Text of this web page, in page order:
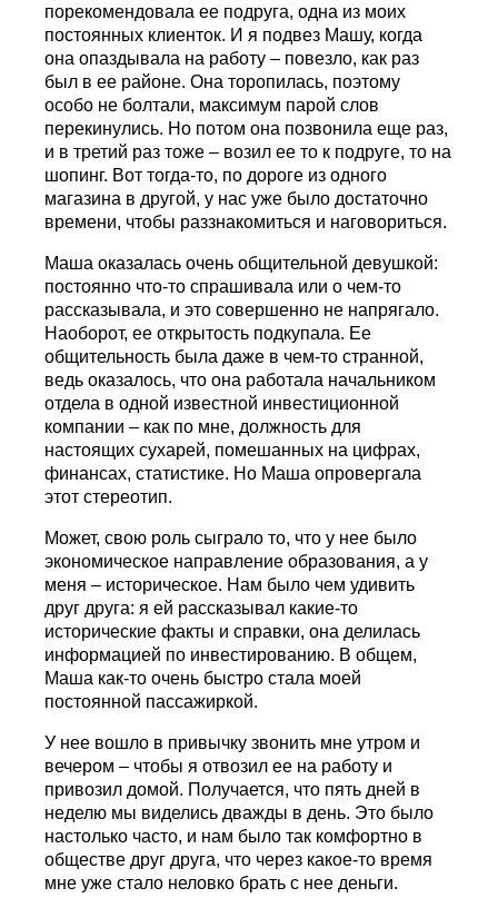
порекомендовала ее подруга, одна из моих
постоянных клиенток. И я подвез Машу, когда
она опаздывала на работу – повезло, как раз
был в ее районе. Она торопилась, поэтому
особо не болтали, максимум парой слов
перекинулись. Но потом она позвонила еще раз,
и в третий раз тоже – возил ее то к подруге, то на
шопинг. Вот тогда-то, по дороге из одного
магазина в другой, у нас уже было достаточно
времени, чтобы раззнакомиться и наговориться.
Маша оказалась очень общительной девушкой:
постоянно что-то спрашивала или о чем-то
рассказывала, и это совершенно не напрягало.
Наоборот, ее открытость подкупала. Ее
общительность была даже в чем-то странной,
ведь оказалось, что она работала начальником
отдела в одной известной инвестиционной
компании – как по мне, должность для
настоящих сухарей, помешанных на цифрах,
финансах, статистике. Но Маша опровергала
этот стереотип.
Может, свою роль сыграло то, что у нее было
экономическое направление образования, а у
меня – историческое. Нам было чем удивить
друг друга: я ей рассказывал какие-то
исторические факты и справки, она делилась
информацией по инвестированию. В общем,
Маша как-то очень быстро стала моей
постоянной пассажиркой.
У нее вошло в привычку звонить мне утром и
вечером – чтобы я отвозил ее на работу и
привозил домой. Получается, что пять дней в
неделю мы виделись дважды в день. Это было
настолько часто, и нам было так комфортно в
обществе друг друга, что через какое-то время
мне уже стало неловко брать с нее деньги.